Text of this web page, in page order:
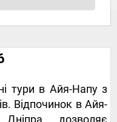
тури в Айя-Напу з
Відпочинок в Айя-
дозволяє